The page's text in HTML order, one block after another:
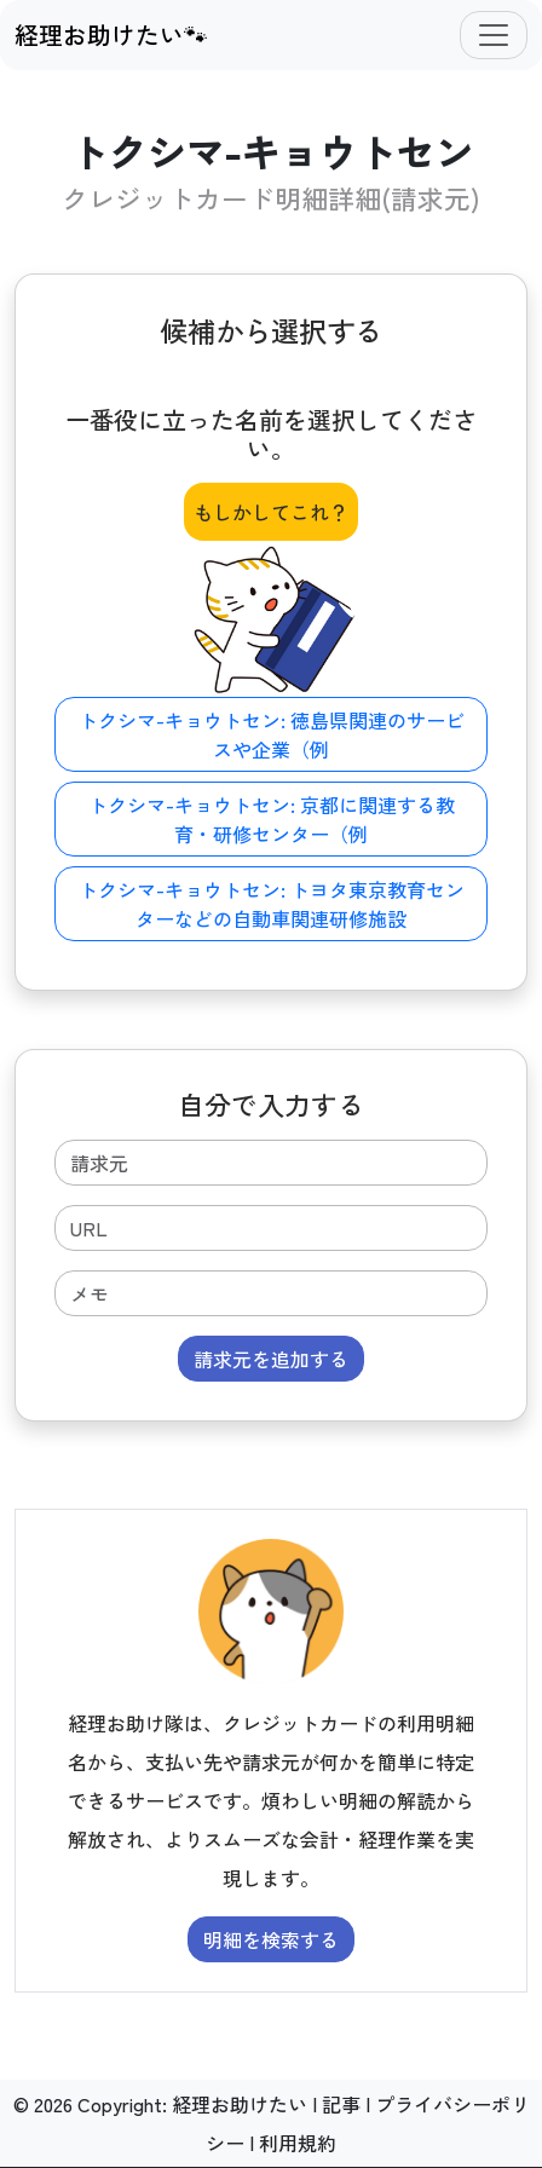
経理お助けたい🐾
トクシマ-キョウトセン
クレジットカード明細詳細(請求元)
候補から選択する
一番役に立った名前を選択してくださ
い。
もしかしてこれ？
トクシマ-キョウトセン: 徳島県関連のサービ
スや企業（例
トクシマ-キョウトセン: 京都に関連する教
育・研修センター（例
トクシマ-キョウトセン: トヨタ東京教育セン
ターなどの自動車関連研修施設
自分で入力する
請求元を追加する
経理お助け隊は、クレジットカードの利用明細
名から、支払い先や請求元が何かを簡単に特定
できるサービスです。煩わしい明細の解読から
解放され、よりスムーズな会計・経理作業を実
現します。
明細を検索する
© 2026 Copyright: 経理お助けたい |記事| プライバシーポリ
シー |利用規約